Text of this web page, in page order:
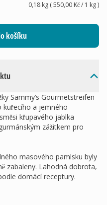
Sammy’s Gourmetstreifen
kuřecího a jemného
křupavého jablka
zážitkem pro
masového pamlsku byly
zabaleny. Lahodná dobrota,
domácí receptury.
0,18 kg(550,00 Kč/ 1 kg)
košíku